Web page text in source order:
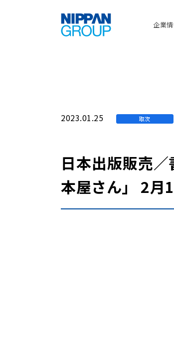
企業
2023.01.25 取次
日本出版販売
本屋さん」 2月